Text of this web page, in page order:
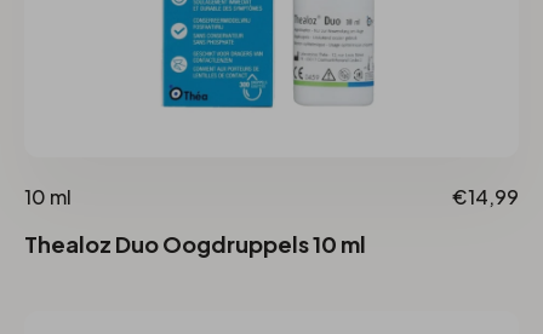
10 ml €14,99
Thealoz Duo Oogdruppels 10 ml